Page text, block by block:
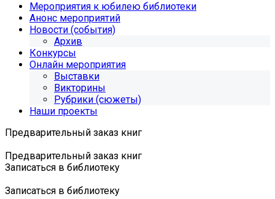
Мероприятия к юбилею библиотеки
Анонс мероприятий
Новости (события)
Архив
Конкурсы
Онлайн мероприятия
Выставки
Викторины
Рубрики (сюжеты)
Наши проекты
Предварительный заказ книг
Предварительный заказ книг
Записаться в библиотеку
Записаться в библиотеку